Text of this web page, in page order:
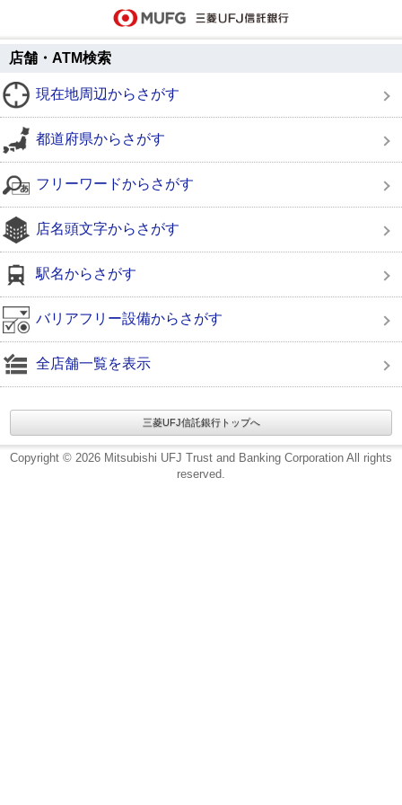
店舗・ATM検索
現在地周辺からさがす
都道府県からさがす
フリーワードからさがす
店名頭文字からさがす
駅名からさがす
バリアフリー設備からさがす
全店舗一覧を表示
三菱UFJ信託銀行トップへ
Copyright © 2026 Mitsubishi UFJ Trust and Banking Corporation All rights
reserved.